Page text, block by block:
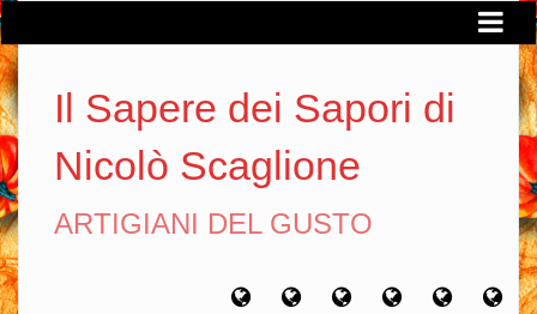
Il Sapere dei Sapori di
Nicolò Scaglione
ARTIGIANI DEL GUSTO
Home Chi
ArtigianiViaggi Filosofia